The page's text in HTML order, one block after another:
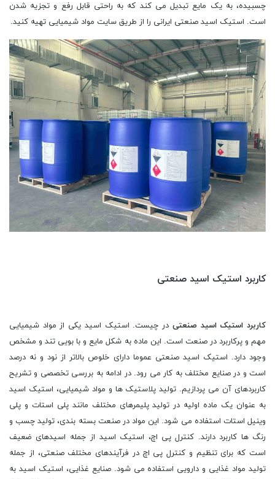
چسبیده، به یک مایع تبدیل می کند که به راحتی قابل رفع و تجزیه شدن
است. استیک اسید صنعتی ایرانی را از طریق سایت مواد شیمیایی تهیه کنید.
کاربرد استیک اسید صنعتی
کاربرد استیک اسید صنعتی در چیست. استیک اسید یکی از مواد شیمیایی
مهم و پرکاربرد در صنعت است. این ماده به شکل مایع و با بویی تند و مشخص
وجود دارد. استیک اسید صنعتی عموما دارای خلوص بالاتر از نود و نه درصد
است و در صنایع مختلف به کار می رود. در ادامه به بررسی تخصصی و تشریح
کاربردهای آن می پردازیم. تولید پلاستیک ها و مواد شیمیایی، استیک اسید
به عنوان یک ماده اولیه در تولید پلیمرهای مختلف مانند پلی استات و پلی
وینیل استات استفاده می شود. این مواد در صنعت بسته بندی، تولید چسب و
رنگ ها کاربرد دارند. کنترل پی اچ، استیک اسید از جمله اسیدهای ضعیف
است که برای تنظیم و کنترل پی اچ در فرآیندهای مختلف صنعتی، از جمله
تولید مواد غذایی و دارویی استفاده می شود. صنایع غذایی، استیک اسید به